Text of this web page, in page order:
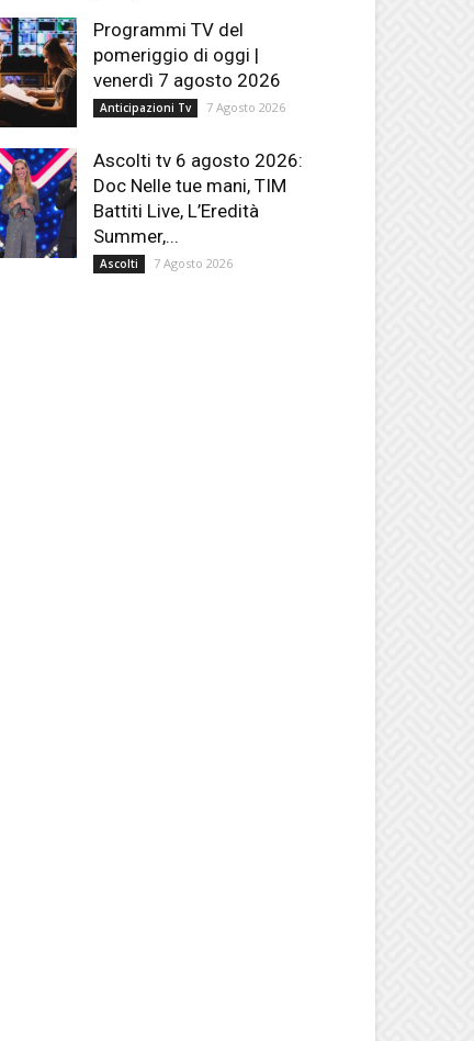
Programmi TV del
pomeriggio di oggi |
venerdì 7 agosto 2026
Anticipazioni Tv 7 Agosto 2026
Ascolti tv 6 agosto 2026:
Doc Nelle tue mani, TIM
Battiti Live, L’Eredità
Summer,...
Ascolti 7 Agosto 2026